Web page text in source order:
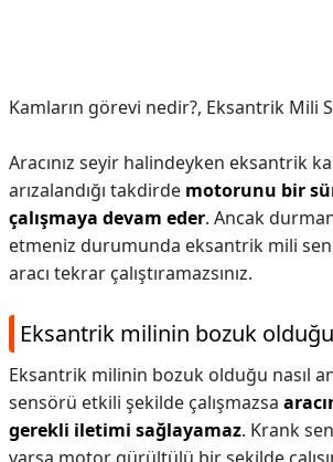
Kamların görevi nedir?, Eksantrik Mili
Aracınız seyir halindeyken eksantrik
arızalandığı takdirde motorunu bir
çalışmaya devam eder. Ancak
etmeniz durumunda eksantrik mili
aracı tekrar çalıştıramazsınız.
Eksantrik milinin bozuk olduğu
Eksantrik milinin bozuk olduğu nasıl
sensörü etkili şekilde çalışmazsa
gerekli iletimi sağlayamaz. Krank